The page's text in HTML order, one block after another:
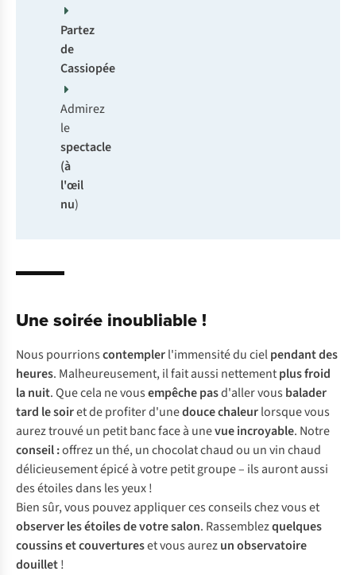
Partez
de
Cassiopée
Admirez
le
spectacle
(à
l'œil
nu)
Une soirée inoubliable !
Nous pourrionscontemplerl'immensité du cielpendant des
heures. Malheureusement, il fait aussi nettementplus froid
la nuit. Que cela ne vousempêche pasd'aller vous balader
tard le soiret de profiter d'unedouce chaleurlorsque vous
aurez trouvé un petit banc face à unevue incroyable. Notre
conseil :offrez un thé, un chocolat chaud ou un vin chaud
délicieusement épicé à votre petit groupe – ils auront aussi
des étoiles dans les yeux !
Bien sûr, vous pouvez appliquer ces conseils chez vous et
observer les étoiles de votre salon. Rassemblezquelques
coussins et couvertureset vous aurezun observatoire
douillet!